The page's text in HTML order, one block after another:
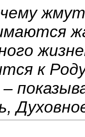
жмут
к